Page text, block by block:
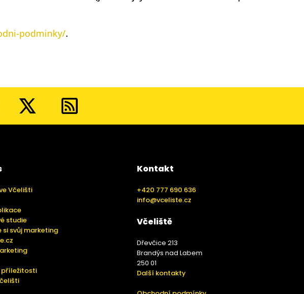
podminky/.
Včelišti
studie
si svůj marketing
příležitosti
Kontakt
+420 777 690 636
info@vceliste.cz
Včeliště
Dřevčice 213
Brandýs nad Labem
250 01
Další kontakty